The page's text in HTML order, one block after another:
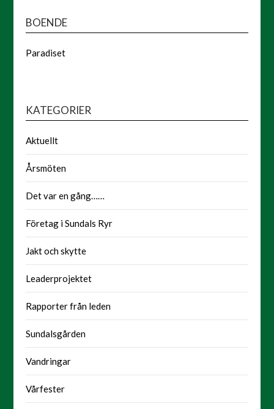
BOENDE
Paradiset
KATEGORIER
Aktuellt
Årsmöten
Det var en gång……
Företag i Sundals Ryr
Jakt och skytte
Leaderprojektet
Rapporter från leden
Sundalsgården
Vandringar
Vårfester